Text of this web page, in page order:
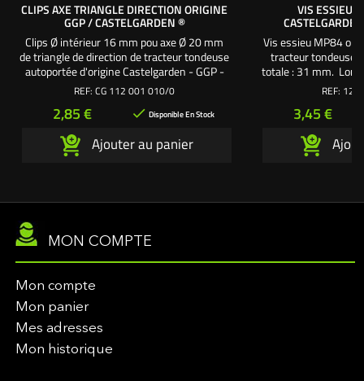
CLIPS AXE TRIANGLE DIRECTION ORIGINE
GGP / CASTELGARDEN ®
Clips Ø intérieur 16 mm pou axe Ø 20 mm
de triangle de direction de tracteur tondeuse
autoportée d'origine Castelgarden - GGP -
Honda - Alpina - Viking - Stiga Référence
REF: CG 112 001 010/0
Prix
2,85 €  Disponible En Stock
Ajouter au panier
VIS ESSIEU
Vis essieu MP84
tracteur tondeuse
totale : 31 mm.
Ø filetage : 8
REF: 125
Prix
3,45 €
MON COMPTE
Mon compte
Mon panier
Mes adresses
Mon historique